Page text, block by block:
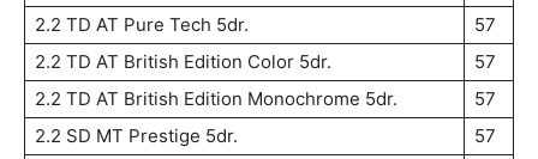
2.2 TD AT Pure Tech 5dr.
57
2.2 TD AT British Edition Color 5dr.
57
2.2 TD AT British Edition Monochrome 5dr.
57
2.2 SD MT Prestige 5dr.
57